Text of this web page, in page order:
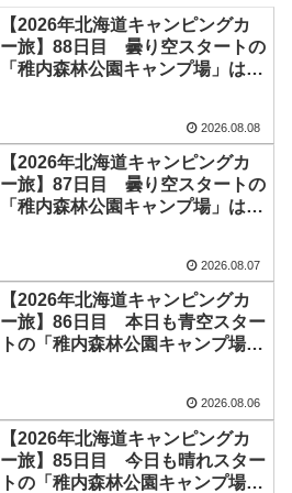
【2026年北海道キャンピングカ
ー旅】88日目 曇り空スタートの
「稚内森林公園キャンプ場」はお
午後は坂本さんとサトルさんが到
着。夜はサトルさんのクレアで楽
しい宴でした♪
2026.08.08
【2026年北海道キャンピングカ
ー旅】87日目 曇り空スタートの
「稚内森林公園キャンプ場」は、
ジン始動です！今日は1日中曇で
小雨も降りながらの強風でした
2026.08.07
【2026年北海道キャンピングカ
ー旅】86日目 本日も青空スター
トの「稚内森林公園キャンプ場」
日はリンゴや食パン、ミニトマ
ト、ポテトサラダと、差し入れを
沢山いただいた1日でした＼(^o^)
／
2026.08.06
【2026年北海道キャンピングカ
ー旅】85日目 今日も晴れスター
トの「稚内森林公園キャンプ場」